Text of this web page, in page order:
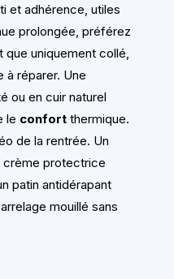
et adhérence, utiles
prolongée, préférez
que uniquement collé,
à réparer. Une
ou en cuir naturel
le confortthermique.
de la rentrée. Un
crème protectrice
patin antidérapant
mouillé sans